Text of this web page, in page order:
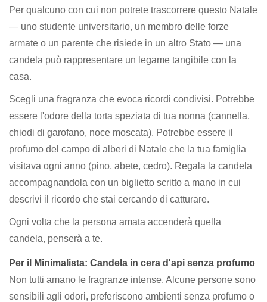
Per qualcuno con cui non potrete trascorrere questo Natale
— uno studente universitario, un membro delle forze
armate o un parente che risiede in un altro Stato — una
candela può rappresentare un legame tangibile con la
casa.
Scegli una fragranza che evoca ricordi condivisi. Potrebbe
essere l'odore della torta speziata di tua nonna (cannella,
chiodi di garofano, noce moscata). Potrebbe essere il
profumo del campo di alberi di Natale che la tua famiglia
visitava ogni anno (pino, abete, cedro). Regala la candela
accompagnandola con un biglietto scritto a mano in cui
descrivi il ricordo che stai cercando di catturare.
Ogni volta che la persona amata accenderà quella
candela, penserà a te.
Per il Minimalista: Candela in cera d'api senza profumo
Non tutti amano le fragranze intense. Alcune persone sono
sensibili agli odori, preferiscono ambienti senza profumo o